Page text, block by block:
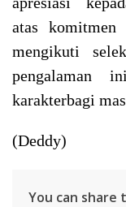
atas
mengikuti
pengalaman
karakterbagi
(Deddy)
You can share